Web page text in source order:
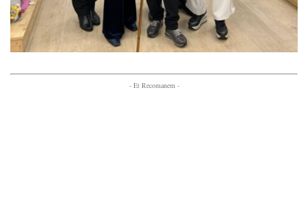
- Et Recomanem -